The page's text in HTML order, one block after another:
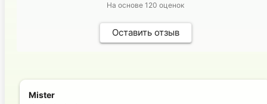
На основе 120 оценок
Оставить отзыв
Mister